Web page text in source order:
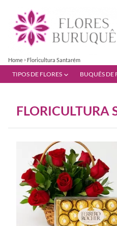
TIPOS DE FLORES BUQUÊS DE
Home Floricultura Santarém
FLORICULTURA